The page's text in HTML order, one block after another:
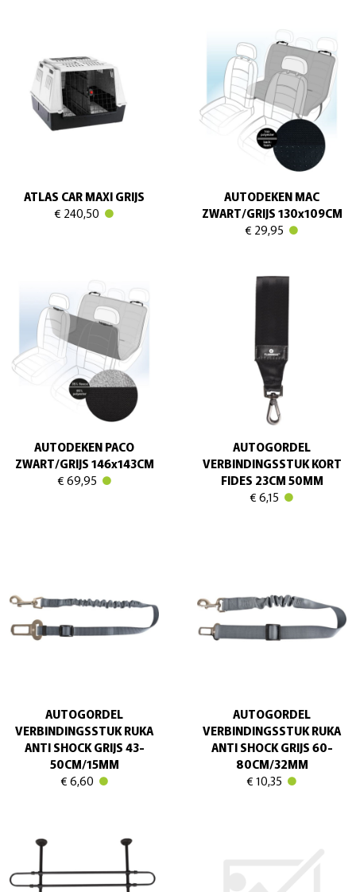
ATLAS CAR MAXI GRIJS
€ 240,50
AUTODEKEN MAC
ZWART/GRIJS 130x109CM
€ 29,95
AUTODEKEN PACO
ZWART/GRIJS 146x143CM
€ 69,95
AUTOGORDEL
VERBINDINGSSTUK KORT
FIDES 23CM 50MM
€ 6,15
AUTOGORDEL
VERBINDINGSSTUK RUKA
ANTI SHOCK GRIJS 43-
50CM/15MM
€ 6,60
AUTOGORDEL
VERBINDINGSSTUK RUKA
ANTI SHOCK GRIJS 60-
80CM/32MM
€ 10,35